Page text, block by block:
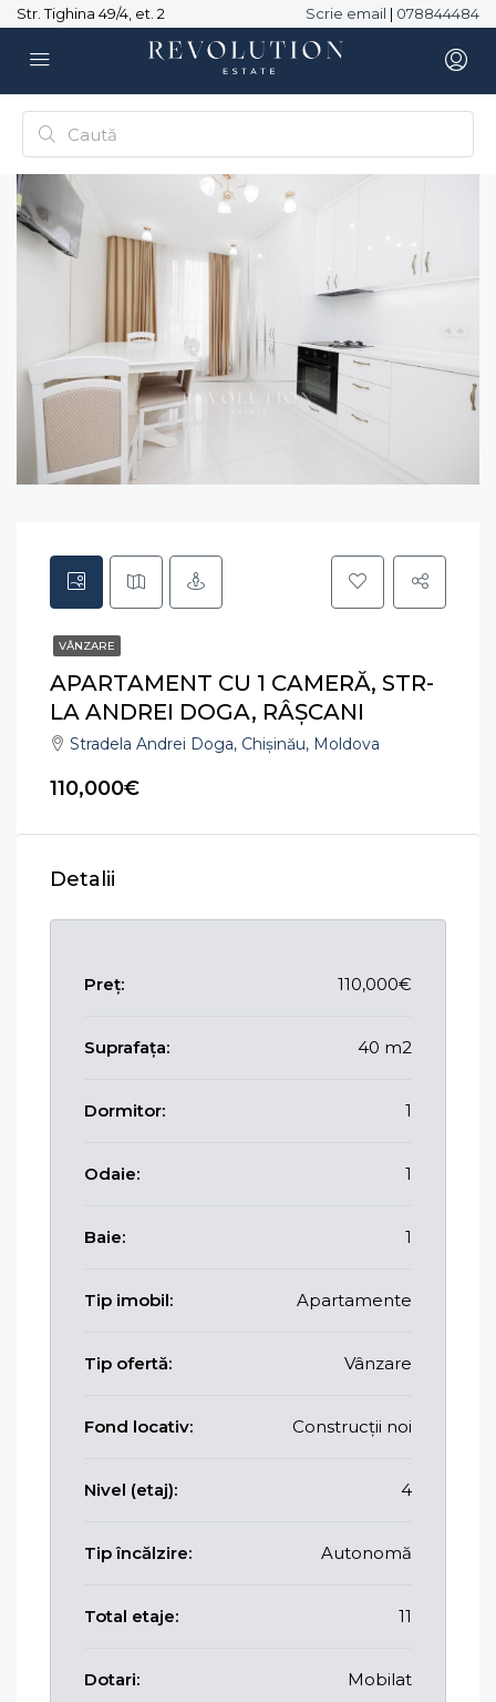
Str. Tighina 49/4, et. 2 Scrie email | 078844484
VÂNZARE
APARTAMENT CU 1 CAMERĂ, STR-
LA ANDREI DOGA, RÂȘCANI
Stradela Andrei Doga, Chișinău, Moldova
110,000€
Detalii
Preț: 110,000€
Suprafața: 40 m2
Dormitor: 1
Odaie: 1
Baie: 1
Tip imobil: Apartamente
Tip ofertă: Vânzare
Fond locativ: Construcții noi
Nivel (etaj): 4
Tip încălzire: Autonomă
Total etaje: 11
Dotari: Mobilat